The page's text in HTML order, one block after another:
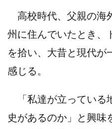
高校時代、父親の海
州に住んでいたとき、
を拾い、大昔と現代が
感じる。
「私達が立っている
史があるのか」と興味